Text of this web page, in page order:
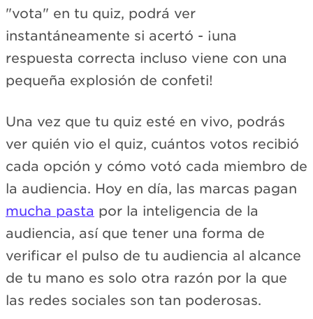
"vota" en tu quiz, podrá ver
instantáneamente si acertó - ¡una
respuesta correcta incluso viene con una
pequeña explosión de confeti!
Una vez que tu quiz esté en vivo, podrás
ver quién vio el quiz, cuántos votos recibió
cada opción y cómo votó cada miembro de
la audiencia. Hoy en día, las marcas pagan
mucha pasta por la inteligencia de la
audiencia, así que tener una forma de
verificar el pulso de tu audiencia al alcance
de tu mano es solo otra razón por la que
las redes sociales son tan poderosas.